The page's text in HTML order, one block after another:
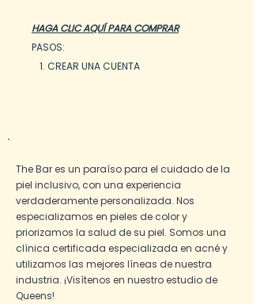
HAGA CLIC AQUÍ PARA COMPRAR
PASOS:
CREAR UNA CUENTA
Activos protectores solares 100%
minerales, no nano.
Tecnología patentada.
Extraordinario nivel de protección
contra los rayos UVA
(envejecimiento), UVB
(quemaduras).
The Bar es un paraíso para el cuidado de la
piel inclusivo, con una experiencia
verdaderamente personalizada. Nos
especializamos en pieles de color y
priorizamos la salud de su piel. Somos una
clínica certificada especializada en acné y
utilizamos las mejores líneas de nuestra
industria. ¡Visítenos en nuestro estudio de
Queens!